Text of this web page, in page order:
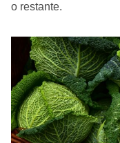
o restante.